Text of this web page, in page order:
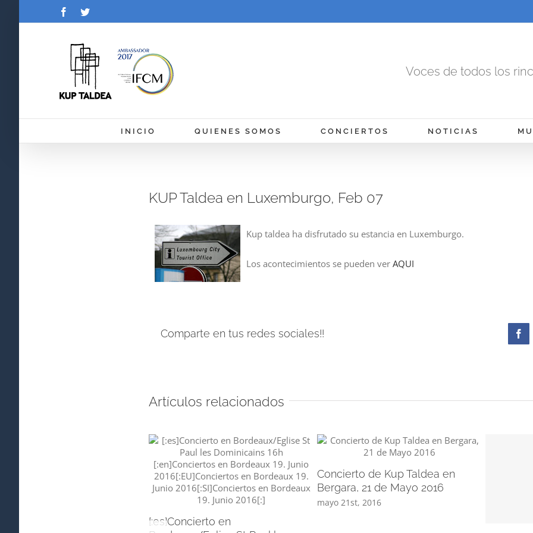
FacebookTwitter
Voces de todos los
INICIO QUIENES SOMOS CONCIERTOS NOTICIAS
KUP Taldea en Luxemburgo, Feb 07
Kup taldea ha disfrutado su estancia en Luxemburgo.
Los acontecimientos se pueden ver AQUI
Comparte en tus redes sociales!!
Artículos relacionados
[:es]Concierto en
Concierto de Kup Taldea en
Bergara, 21 de Mayo 2016
mayo 21st, 2016